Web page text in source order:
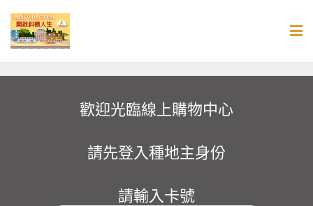
content
歡迎光臨線上購物中心
請先登入種地主身份
請輸入卡號